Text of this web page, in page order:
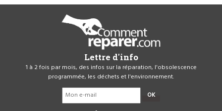
Lettre d'info
1 à 2 fois par mois, des infos sur la réparation, l'obsolescence
programmée, les déchets et l'environnement.
OK